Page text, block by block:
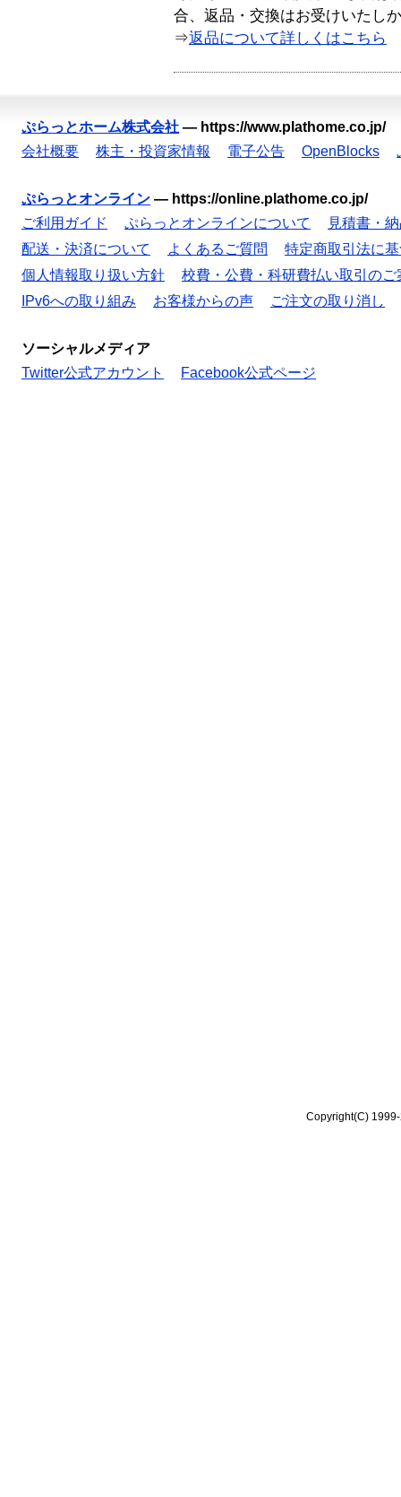
合、返品・交換はお受けいたし
⇒返品について詳しくはこちら
ぷらっとホーム株式会社 — https://www.plathome.co.jp/
会社概要
株主・投資家情報 電子公告 OpenBlocks
ぷらっとオンライン — https://online.plathome.co.jp/
ご利用ガイド
ぷらっとオンラインについて
見積書・
配送・決済について
よくあるご質問
特定商取引法に
個人情報取り扱い方針
校費・公費・科研費払い取引のご
IPv6への取り組み
お客様からの声 ご注文の取り消し
ソーシャルメディア
Twitter公式アカウント
Facebook公式ページ
Copyright(C)